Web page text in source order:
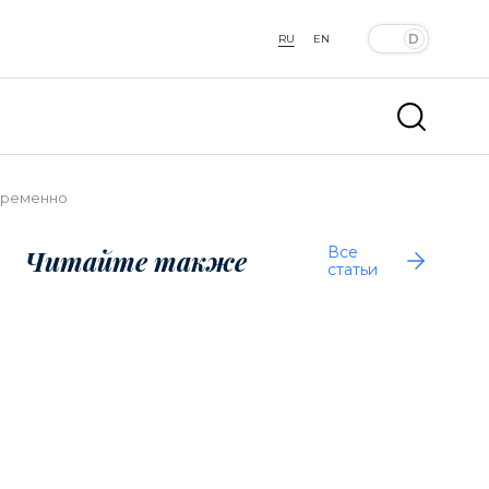
RU EN
Читайте также
Все
статьи